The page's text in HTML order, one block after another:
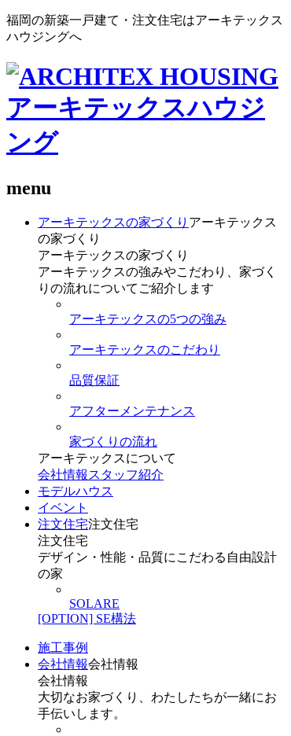
福岡の新築一戸建て・注文住宅はアーキテックス
ハウジングへ
menu
アーキテックスの家づくり アーキテックス
の家づくり
アーキテックスの家づくり
アーキテックスの強みやこだわり、家づく
りの流れについてご紹介します
アーキテックスの5つの強み
アーキテックスのこだわり
品質保証
アフターメンテナンス
家づくりの流れ
アーキテックスについて
会社情報 スタッフ紹介
モデルハウス
イベント
注文住宅注文住宅
注文住宅
デザイン・性能・品質にこだわる自由設計
の家
SOLARE
[OPTION] SE構法
施工事例
会社情報会社情報
会社情報
大切なお家づくり、わたしたちが一緒にお
手伝いします。